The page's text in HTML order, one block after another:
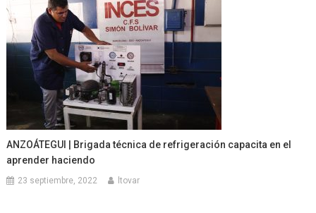
ANZOÁTEGUI | Brigada técnica de refrigeración capacita en el
aprender haciendo
23 septiembre, 2022 ltovar